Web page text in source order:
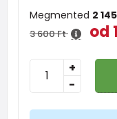
Megmented 2
3 600 Ft od
-
+